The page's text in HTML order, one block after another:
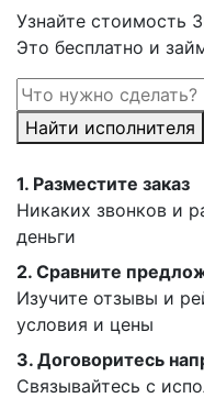
Узнайте стоимость
Это бесплатно и
Найти исполнителя
1. Разместите заказ
Никаких звонков и
деньги
2. Сравните
Изучите отзывы и
условия и цены
3. Договоритесь
Связывайтесь с